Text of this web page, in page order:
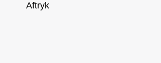
Aftryk